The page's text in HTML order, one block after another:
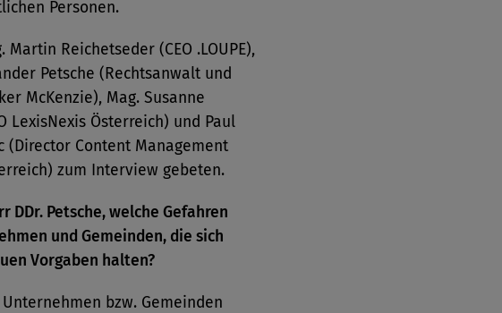
Personen.
Martin Reichetseder (CEO .LOUPE),
Petsche (Rechtsanwalt und
McKenzie), Mag. Susanne
LexisNexis Österreich) und Paul
(Director Content Management
zum Interview gebeten.
DDr. Petsche, welche Gefahren
und Gemeinden, die sich
Vorgaben halten?
Unternehmen bzw. Gemeinden